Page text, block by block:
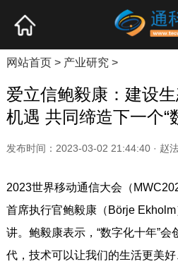
产业资讯
网站首页> 产业研究 >
爱立信鲍毅康：建设
机遇 共同缔造下一个“
发布时间：2023-03-02 21:44:40 · 赵
2023世界移动通信大会（
首席执行官鲍毅康（Börje
讲。鲍毅康表示，“数字化十年”
代，技术可以让我们的生活更美好